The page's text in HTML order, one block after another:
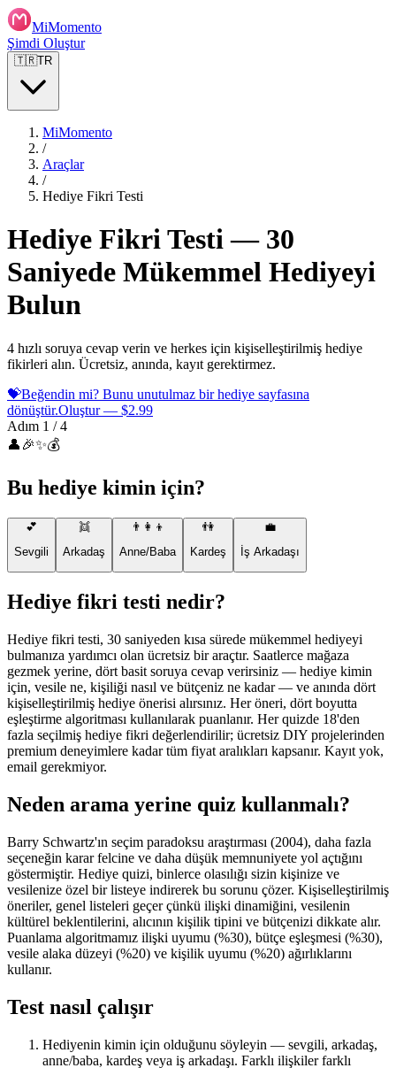
MiMomento
Şimdi Oluştur
🇹🇷TR
MiMomento
/
Araçlar
/
Hediye Fikri Testi
Hediye Fikri Testi — 30
Saniyede Mükemmel Hediyeyi
Bulun
4 hızlı soruya cevap verin ve herkes için kişiselleştirilmiş hediye
fikirleri alın. Ücretsiz, anında, kayıt gerektirmez.
💝Beğendin mi? Bunu unutulmaz bir hediye sayfasına
dönüştür.Oluştur — $2.99
Adım 1 / 4
👤 🎉✨💰
Bu hediye kimin için?
💕
Sevgili
👯
Arkadaş
👨‍👩‍👦
Anne/Baba
👫
Kardeş
💼
İş Arkadaşı
Hediye fikri testi nedir?
Hediye fikri testi, 30 saniyeden kısa sürede mükemmel hediyeyi
bulmanıza yardımcı olan ücretsiz bir araçtır. Saatlerce mağaza
gezmek yerine, dört basit soruya cevap verirsiniz — hediye kimin
için, vesile ne, kişiliği nasıl ve bütçeniz ne kadar — ve anında dört
kişiselleştirilmiş hediye önerisi alırsınız. Her öneri, dört boyutta
eşleştirme algoritması kullanılarak puanlanır. Her quizde 18'den
fazla seçilmiş hediye fikri değerlendirilir; ücretsiz DIY projelerinden
premium deneyimlere kadar tüm fiyat aralıkları kapsanır. Kayıt yok,
email gerekmiyor.
Neden arama yerine quiz kullanmalı?
Barry Schwartz'ın seçim paradoksu araştırması (2004), daha fazla
seçeneğin karar felcine ve daha düşük memnuniyete yol açtığını
göstermiştir. Hediye quizi, binlerce olasılığı sizin kişinize ve
vesilenize özel bir listeye indirerek bu sorunu çözer. Kişiselleştirilmiş
öneriler, genel listeleri geçer çünkü ilişki dinamiğini, vesilenin
kültürel beklentilerini, alıcının kişilik tipini ve bütçenizi dikkate alır.
Puanlama algoritmamız ilişki uyumu (%30), bütçe eşleşmesi (%30),
vesile alaka düzeyi (%20) ve kişilik uyumu (%20) ağırlıklarını
kullanır.
Test nasıl çalışır
Hediyenin kimin için olduğunu söyleyin — sevgili, arkadaş,
anne/baba, kardeş veya iş arkadaşı. Farklı ilişkiler farklı